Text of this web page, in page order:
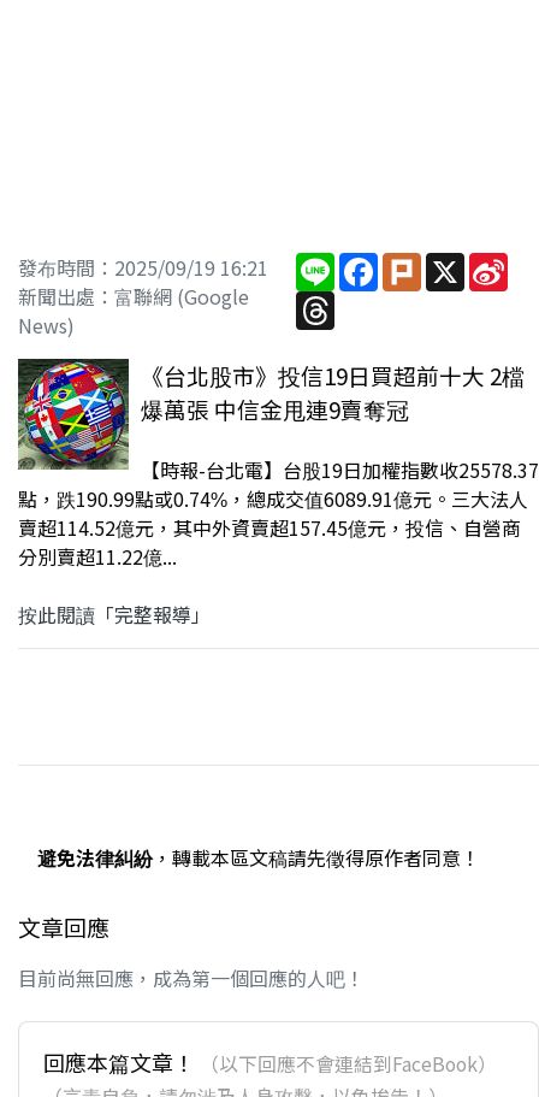
發布時間：2025/09/19 16:21
新聞出處：富聯網 (Google
News)
Line Facebook
PlurkX
Threads
《台北股市》投信19日買超前十大 2檔
爆萬張 中信金甩連9賣奪冠
【時報-台北電】台股19日加權指數收25578.37
點，跌190.99點或0.74%，總成交值6089.91億元。三大法人
賣超114.52億元，其中外資賣超157.45億元，投信、自營商
分別賣超11.22億...
按此閱讀「完整報導」
避免法律糾紛，轉載本區文稿請先徵得原作者同意！
文章回應
目前尚無回應，成為第一個回應的人吧！
回應本篇文章！
（以下回應不會連結到FaceBook）